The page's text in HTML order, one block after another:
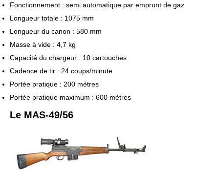
Fonctionnement : semi automatique par emprunt de gaz
Longueur totale : 1075 mm
Longueur du canon : 580 mm
Masse à vide : 4,7 kg
Capacité du chargeur : 10 cartouches
Cadence de tir : 24 coups/minute
Portée pratique : 200 mètres
Portée pratique maximum : 600 mètres
Le MAS-49/56